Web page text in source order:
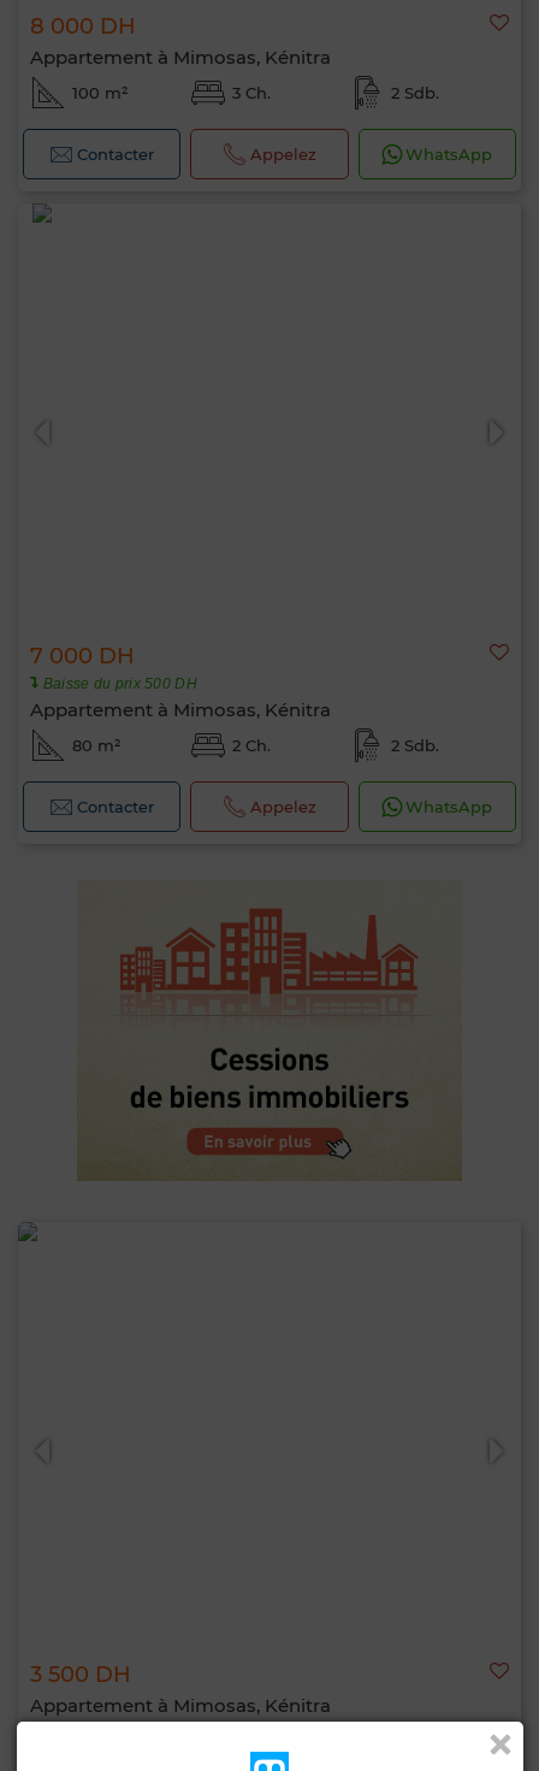
8 000 DH
Appartement à Mimosas, Kénitra
100 m² 3 Ch. 2 Sdb.
Contacter Appelez WhatsApp
7 000 DH
Baisse du prix 500 DH
Appartement à Mimosas, Kénitra
80 m² 2 Ch. 2 Sdb.
Contacter Appelez WhatsApp
3 500 DH
Appartement à Mimosas, Kénitra